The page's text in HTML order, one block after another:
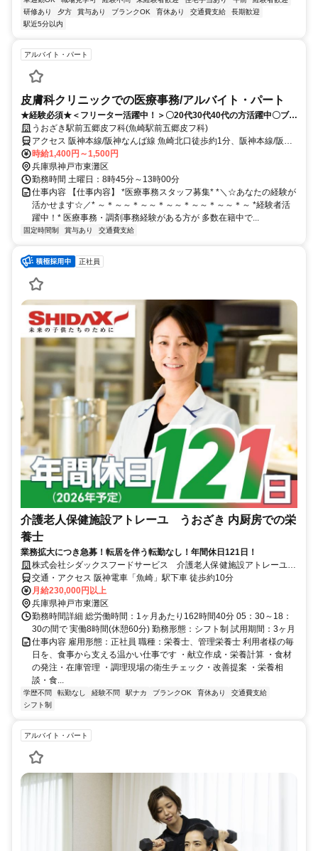
研修あり
夕方 賞与あり ブランクOK 育休あり 交通費支給
長期歓迎
駅近5分以内
アルバイト・パート
皮膚科クリニックでの医療事務/アルバイト・パート
★経験必須★＜フリーター活躍中！＞〇20代30代40代の方活躍中〇ブラ
ンクOK★人気の事務職求人★
うおざき駅前五郷皮フ科(魚崎駅前五郷皮フ科)
アクセス 阪神本線/阪神なんば線 魚崎北口徒歩約1分、阪神本線/阪神
なんば線 魚崎北口徒歩約1分、阪神本線/阪神なんば線 住吉（阪神
線）徒歩約10分
時給1,400円～1,500円
兵庫県神戸市東灘区
勤務時間 土曜日：8時45分～13時00分
仕事内容 【仕事内容】 *医療事務スタッフ募集* *＼☆あなたの経験が
活かせます☆／* ～＊～～＊～～＊～～＊～～＊～～＊～ *経験者活
躍中！* 医療事務・調剤事務経験がある方が 多数在籍中で...
固定時間制 賞与あり 交通費支給
正社員
介護老人保健施設アトレーユ うおざき 内厨房での栄
養士
業務拡大につき急募！転居を伴う転勤なし！年間休日121日！
株式会社シダックスフードサービス 介護老人保健施設アトレーユ
うおざき 内厨房
交通・アクセス 阪神電車「魚崎」駅下車 徒歩約10分
月給230,000円以上
兵庫県神戸市東灘区
勤務時間詳細 総労働時間：1ヶ月あたり162時間40分 05：30～18：
30の間で 実働8時間(休憩60分) 勤務形態：シフト制 試用期間：3ヶ月
仕事内容 雇用形態：正社員 職種：栄養士、管理栄養士 利用者様の毎
日を、食事から支える温かい仕事です ・献立作成・栄養計算 ・食材
の発注・在庫管理 ・調理現場の衛生チェック・改善提案 ・栄養相
談・食...
学歴不問 転勤なし 経験不問 駅ナカ ブランクOK 育休あり
交通費支給
シフト制
アルバイト・パート